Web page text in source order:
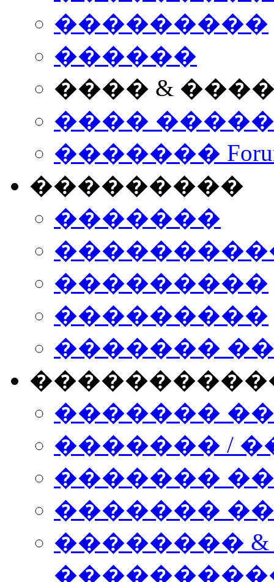
���������
������
���� &
����
�������
���������
�������
���������
���������
�������
�������
������� /
�������
������� ���
��������